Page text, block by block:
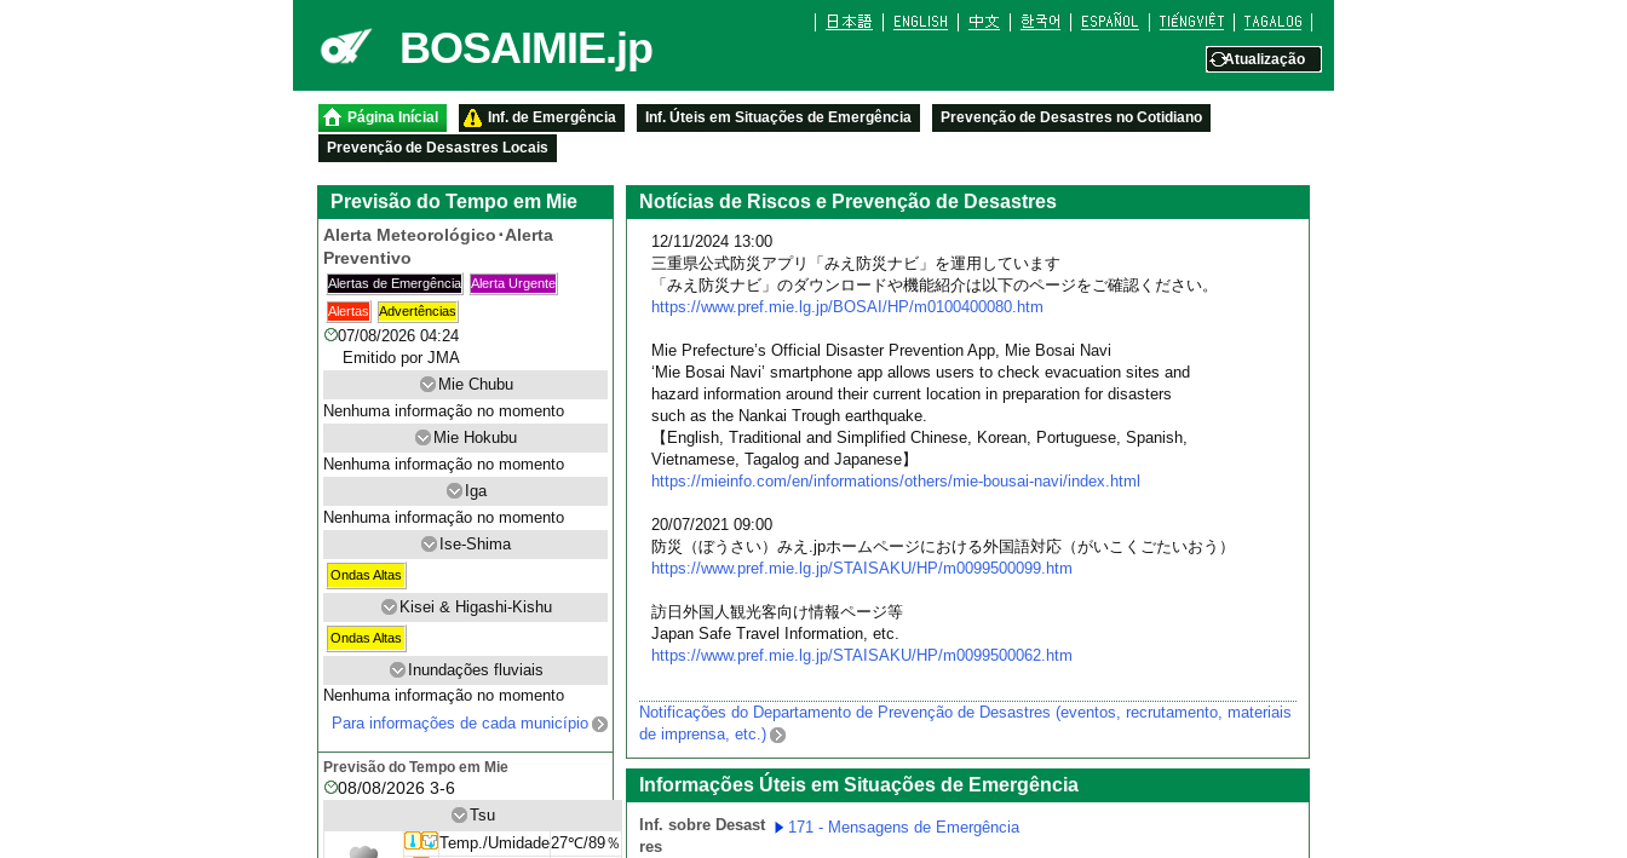
BOSAIMIE.jp Atualização
Página Inícial Inf. de Emergência Inf. Úteis em Situações de Emergência
Prevenção de Desastres no Cotidiano
Prevenção de Desastres Locais
Previsão do Tempo em Mie
Alerta Meteorológico･Alerta
Preventivo
Alertas de Emergência
Alerta Urgente
Alertas
Advertências
07/08/2026 04:24
Emitido por JMA
Mie Chubu
Nenhuma informação no momento
Mie Hokubu
Nenhuma informação no momento
Iga
Nenhuma informação no momento
Ise-Shima
Ondas Altas
Kisei & Higashi-Kishu
Ondas Altas
Inundações fluviais
Nenhuma informação no momento
Para informações de cada município
Previsão do Tempo em Mie
08/08/2026 3-6
Tsu
Temp./Umidade27℃/89％
Notícias de Riscos e Prevenção de Desastres
12/11/2024 13:00
三重県公式防災アプリ「みえ防災ナビ」を運用しています
「みえ防災ナビ」のダウンロードや機能紹介は以下のページをご確認ください。
https://www.pref.mie.lg.jp/BOSAI/HP/m0100400080.htm
Mie Prefecture’s Official Disaster Prevention App, Mie Bosai Navi
‘Mie Bosai Navi’ smartphone app allows users to check evacuation sites and
hazard information around their current location in preparation for disasters
such as the Nankai Trough earthquake.
【English, Traditional and Simplified Chinese, Korean, Portuguese, Spanish,
Vietnamese, Tagalog and Japanese】
https://mieinfo.com/en/informations/others/mie-bousai-navi/index.html
20/07/2021 09:00
防災（ぼうさい）みえ.jpホームページにおける外国語対応（がいこくごたいおう）
https://www.pref.mie.lg.jp/STAISAKU/HP/m0099500099.htm
訪日外国人観光客向け情報ページ等
Japan Safe Travel Information, etc.
https://www.pref.mie.lg.jp/STAISAKU/HP/m0099500062.htm
Notificações do Departamento de Prevenção de Desastres (eventos, recrutamento, materiais
de imprensa, etc.)
Informações Úteis em Situações de Emergência
Inf. sobre Desast
res
171 - Mensagens de Emergência